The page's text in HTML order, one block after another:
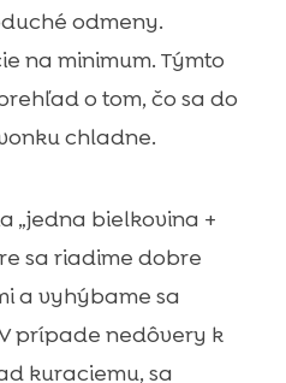
odmeny.
na minimum. Týmto
o tom, čo sa do
chladne.
„jedna bielkovina +
sa riadime dobre
a vyhýbame sa
prípade nedôvery k
kuraciemu, sa